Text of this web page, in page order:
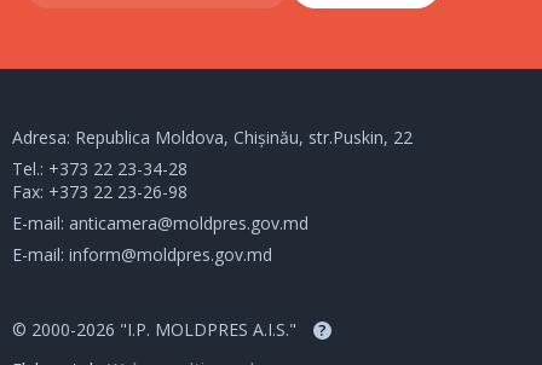
Adresa: Republica Moldova, Chișinău, str.Puskin, 22
Tel.: +373 22 23-34-28
Fax: +373 22 23-26-98
E-mail: anticamera@moldpres.gov.md
E-mail: inform@moldpres.gov.md
© 2000-2026 "I.P. MOLDPRES A.I.S." ?